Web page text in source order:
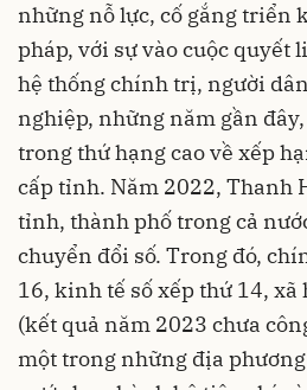
những nỗ lực, cố gắng triển
pháp, với sự vào cuộc quyết
hệ thống chính trị, người
nghiệp, những năm gần
trong thứ hạng cao về xếp
cấp tỉnh. Năm 2022, Thanh
tỉnh, thành phố trong cả
chuyển đổi số. Trong đó,
16, kinh tế số xếp thứ 14, xã
(kết quả năm 2023 chưa
một trong những địa